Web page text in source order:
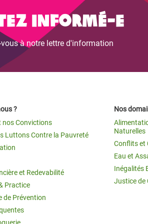
Extrêmes et
Essentiels
and Rights in a
Crise
Crise
Fin à la Souffrance qui se Cache
notre Alimentation
Faites aux Femmes et aux
informé-e
à notre lettre d'information
?
nos Convictions
Luttons Contre la Pauvreté
et Redevabilité
Practice
de Prévention
Nos
Naturelles
Conflits et
Eau et
Inégalités
Justice de